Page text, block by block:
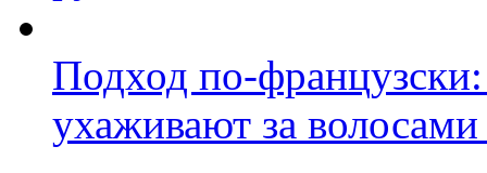
Подход по-французски:
ухаживают за